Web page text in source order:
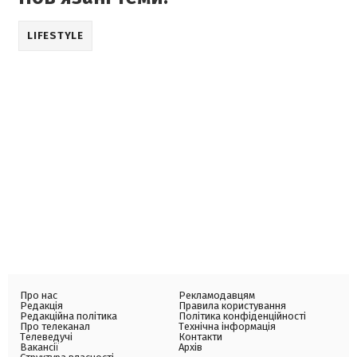
LIFESTYLE
Про нас
Редакція
Редакційна політика
Про телеканал
Телеведучі
Вакансії
Рекламодавцям
Правила користування
Політика конфіденційності
Технічна інформація
Контакти
Архів